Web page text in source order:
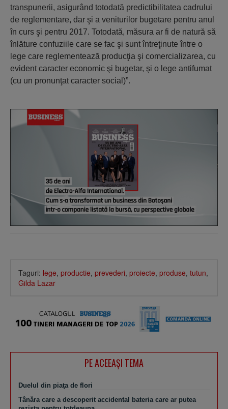
transpunerii, asigurând totodată predictibilitatea cadrului
de reglementare, dar şi a veniturilor bugetare pentru anul
în curs şi pentru 2017. Totodată, măsura ar fi de natură să
înlăture confuziile care se fac şi sunt întreţinute între o
lege care reglementează producţia şi comercializarea, cu
evident caracter economic şi bugetar, şi o lege antifumat
(cu un pronunţat caracter social)”.
Taguri: lege, productie, prevederi, proiecte, produse, tutun,
Gilda Lazar
PE ACEEAŞI TEMA
Duelul din piaţa de flori
Tânăra care a descoperit accidental bateria care ar putea